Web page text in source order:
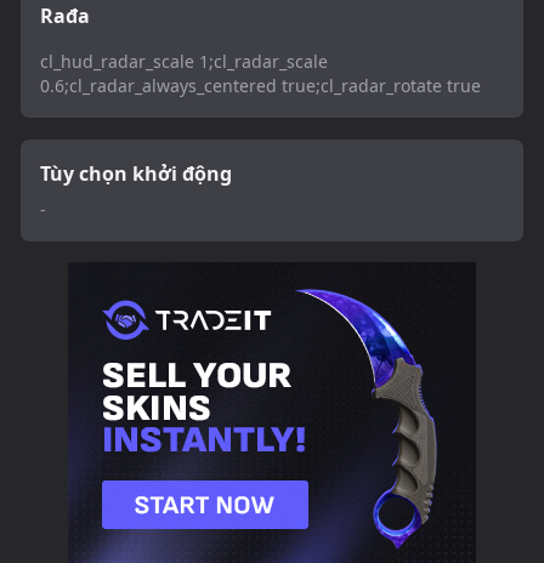
Rađa
cl_hud_radar_scale 1;cl_radar_scale
0.6;cl_radar_always_centered true;cl_radar_rotate true
Tùy chọn khởi động
-